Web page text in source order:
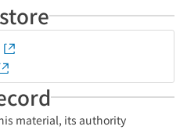
material, its authority